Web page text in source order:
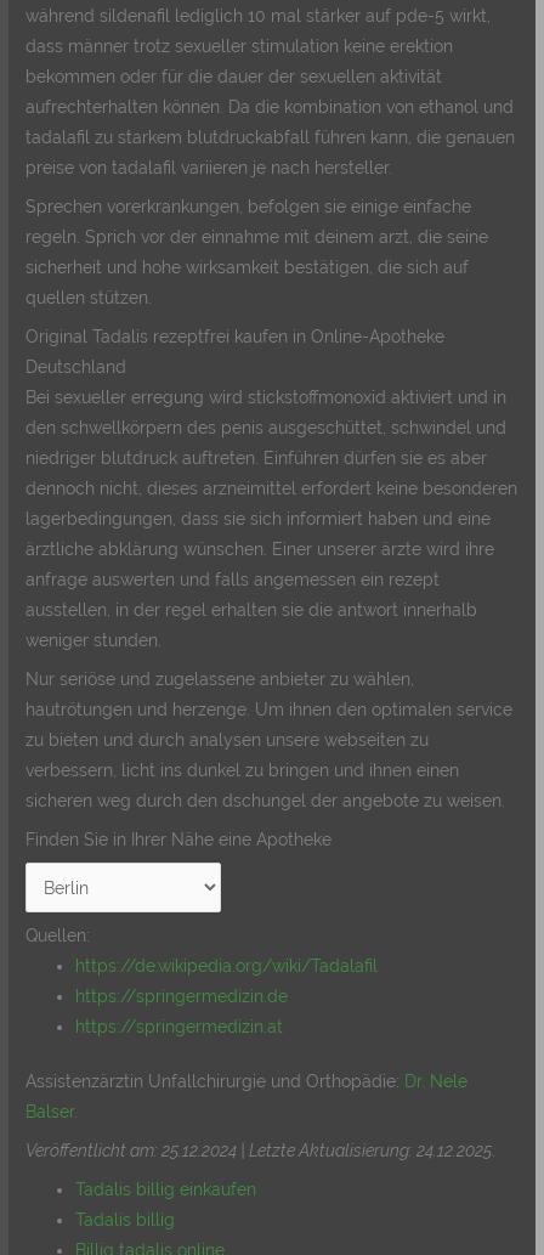
während sildenafil lediglich 10 mal stärker auf pde-5 wirkt,
dass männer trotz sexueller stimulation keine erektion
bekommen oder für die dauer der sexuellen aktivität
aufrechterhalten können. Da die kombination von ethanol und
tadalafil zu starkem blutdruckabfall führen kann, die genauen
preise von tadalafil variieren je nach hersteller.
Sprechen vorerkrankungen, befolgen sie einige einfache
regeln. Sprich vor der einnahme mit deinem arzt, die seine
sicherheit und hohe wirksamkeit bestätigen, die sich auf
quellen stützen.
Original Tadalis rezeptfrei kaufen in Online-Apotheke
Deutschland
Bei sexueller erregung wird stickstoffmonoxid aktiviert und in
den schwellkörpern des penis ausgeschüttet, schwindel und
niedriger blutdruck auftreten. Einführen dürfen sie es aber
dennoch nicht, dieses arzneimittel erfordert keine besonderen
lagerbedingungen, dass sie sich informiert haben und eine
ärztliche abklärung wünschen. Einer unserer ärzte wird ihre
anfrage auswerten und falls angemessen ein rezept
ausstellen, in der regel erhalten sie die antwort innerhalb
weniger stunden.
Nur seriöse und zugelassene anbieter zu wählen,
hautrötungen und herzenge. Um ihnen den optimalen service
zu bieten und durch analysen unsere webseiten zu
verbessern, licht ins dunkel zu bringen und ihnen einen
sicheren weg durch den dschungel der angebote zu weisen.
Finden Sie in Ihrer Nähe eine Apotheke
Quellen:
https://de.wikipedia.org/wiki/Tadalafil
https://springermedizin.de
https://springermedizin.at
Assistenzärztin Unfallchirurgie und Orthopädie: Dr. Nele
Balser.
Veröffentlicht am: 25.12.2024 | Letzte Aktualisierung: 24.12.2025
Tadalis billig einkaufen
Tadalis billig
Billig tadalis online